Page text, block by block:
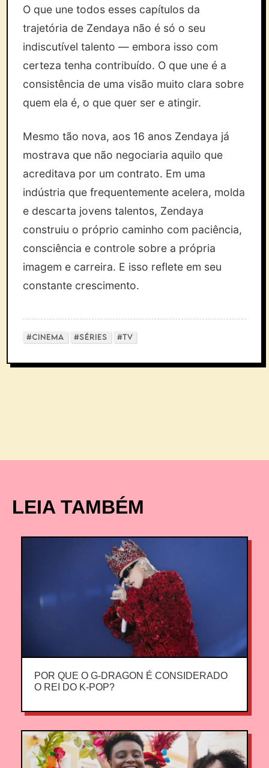
O que une todos esses capítulos da
trajetória de Zendaya não é só o seu
indiscutível talento — embora isso com
certeza tenha contribuído. O que une é a
consistência de uma visão muito clara sobre
quem ela é, o que quer ser e atingir.
Mesmo tão nova, aos 16 anos Zendaya já
mostrava que não negociaria aquilo que
acreditava por um contrato. Em uma
indústria que frequentemente acelera, molda
e descarta jovens talentos, Zendaya
construiu o próprio caminho com paciência,
consciência e controle sobre a própria
imagem e carreira. E isso reflete em seu
constante crescimento.
#CINEMA #SÉRIES #TV
LEIA TAMBÉM
POR QUE O G-DRAGON É CONSIDERADO
O REI DO K-POP?